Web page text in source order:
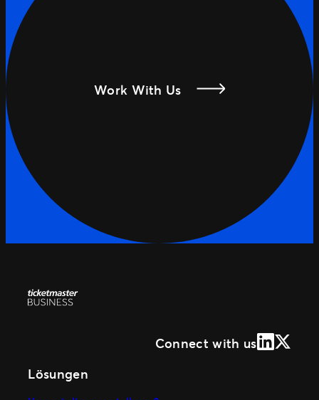
Work With Us
Connect with usLinkedIn
X
Lösungen